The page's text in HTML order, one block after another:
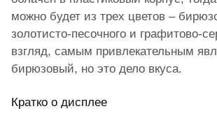
можно будет из трех цветов –
золотисто-песочного и графитово-
взгляд, самым привлекательным
бирюзовый, но это дело вкуса.
Кратко о дисплее